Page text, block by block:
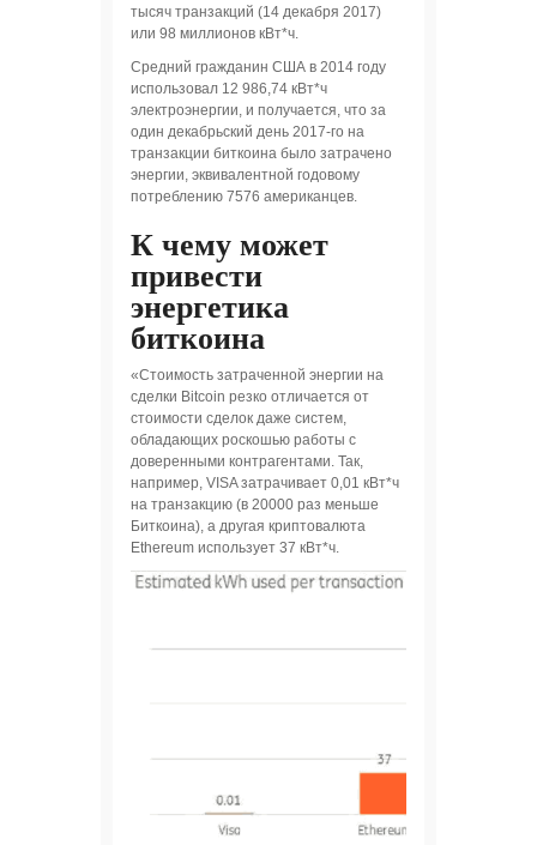
тысяч транзакций (14 декабря 2017)
или 98 миллионов кВт*ч.
Средний гражданин США в 2014 году
использовал 12 986,74 кВт*ч
электроэнергии, и получается, что за
один декабрьский день 2017-го на
транзакции биткоина было затрачено
энергии, эквивалентной годовому
потреблению 7576 американцев.
К чему может
привести
энергетика
биткоина
«Стоимость затраченной энергии на
сделки Bitcoin резко отличается от
стоимости сделок даже систем,
обладающих роскошью работы с
доверенными контрагентами. Так,
например, VISA затрачивает 0,01 кВт*ч
на транзакцию (в 20000 раз меньше
Биткоина), а другая криптовалюта
Ethereum использует 37 кВт*ч.